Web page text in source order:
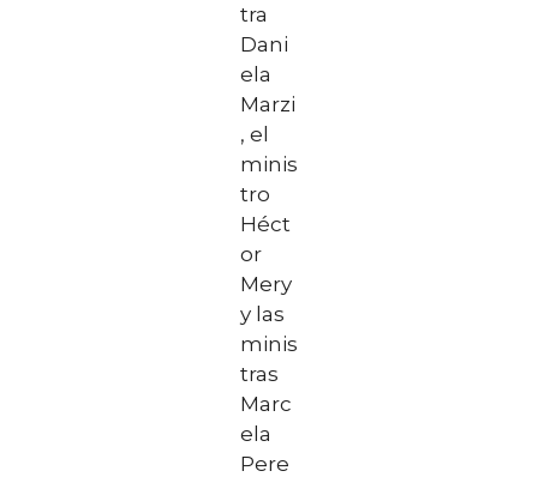
tra
Dani
ela
Marzi
, el
minis
tro
Héct
or
Mery
y las
minis
tras
Marc
ela
Pere